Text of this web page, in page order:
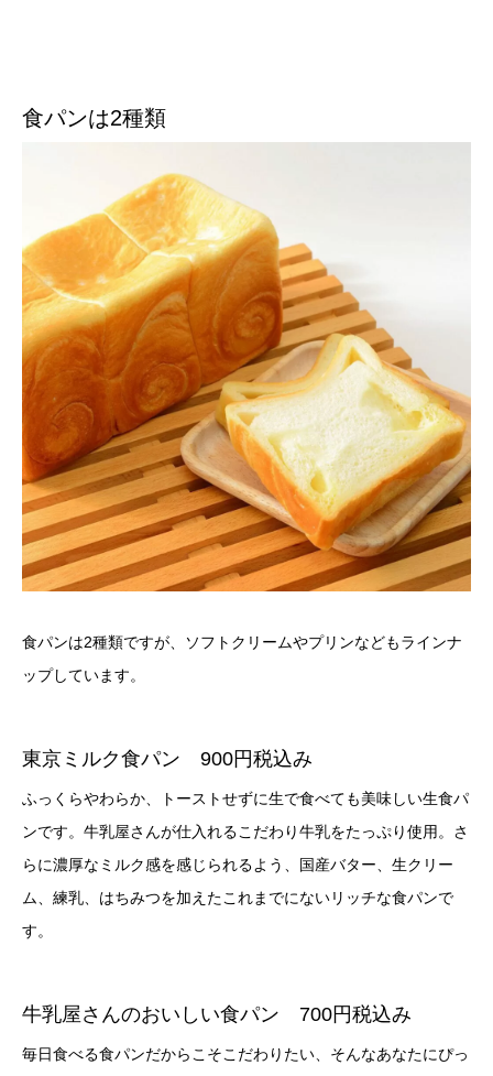
食パンは2種類
食パンは2種類ですが、ソフトクリームやプリンなどもラインナ
ップしています。
東京ミルク食パン 900円税込み
ふっくらやわらか、トーストせずに生で食べても美味しい生食パ
ンです。牛乳屋さんが仕入れるこだわり牛乳をたっぷり使用。さ
らに濃厚なミルク感を感じられるよう、国産バター、生クリー
ム、練乳、はちみつを加えたこれまでにないリッチな食パンで
す。
牛乳屋さんのおいしい食パン 700円税込み
毎日食べる食パンだからこそこだわりたい、そんなあなたにぴっ